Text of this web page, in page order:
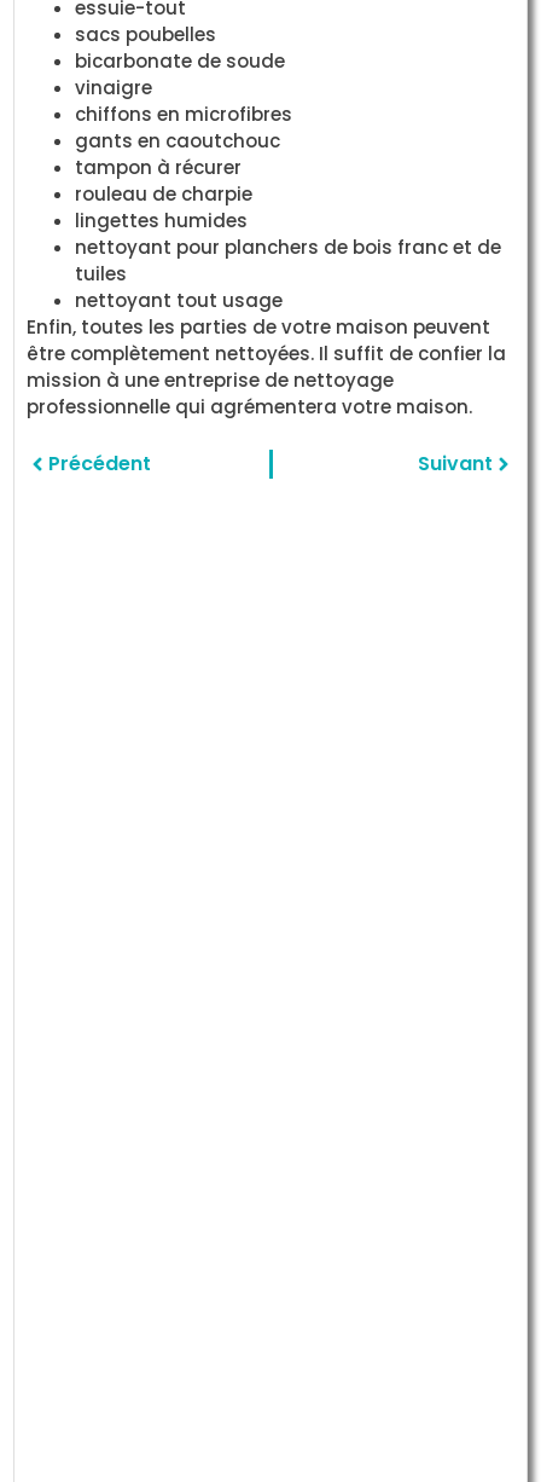
essuie-tout
sacs poubelles
bicarbonate de soude
vinaigre
chiffons en microfibres
gants en caoutchouc
tampon à récurer
rouleau de charpie
lingettes humides
nettoyant pour planchers de bois franc et de
tuiles
nettoyant tout usage
Enfin, toutes les parties de votre maison peuvent
être complètement nettoyées. Il suffit de confier la
mission à une entreprise de nettoyage
professionnelle qui agrémentera votre maison.
Précédent Suivant